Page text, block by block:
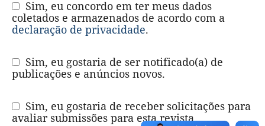
coletados e armazenados de acordo com a
declaração de privacidade.
publicações e anúncios novos.
avaliar submissões para esta revista.